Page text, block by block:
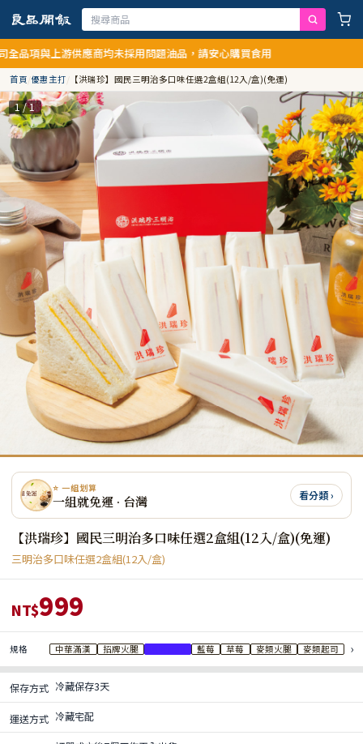
上游供應商均未採用問題油品，請安心購買食用
首頁/優惠主打/ 【洪瑞珍】國民三明治多口味任選2盒組(12入/盒)(免運)
1 / 1
⭐ 一組划算
一組就免運 · 台灣 看分類 ›
【洪瑞珍】國民三明治多口味任選2盒組(12入/盒)(免運)
三明治多口味任選2盒組(12入/盒)
NT$999
規格 中華滿漢 招牌火腿 藍莓 草莓 麥類火腿 麥類起司 ›
保存方式 冷藏保存3天
運送方式 冷藏宅配